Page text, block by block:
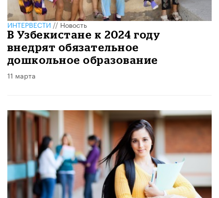
ИНТЕРВЕСТИ//Новость
В Узбекистане к 2024 году
внедрят обязательное
дошкольное образование
11 марта